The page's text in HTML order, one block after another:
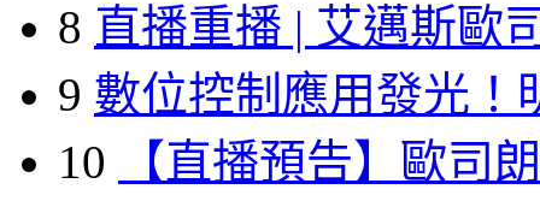
8 直播重播 | 艾邁斯歐
9 數位控制應用發光！
10
【直播預告】歐司